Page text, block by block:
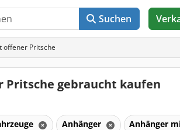
Suchen
offener Pritsche
gebraucht kaufen
Anhänger Anhänger